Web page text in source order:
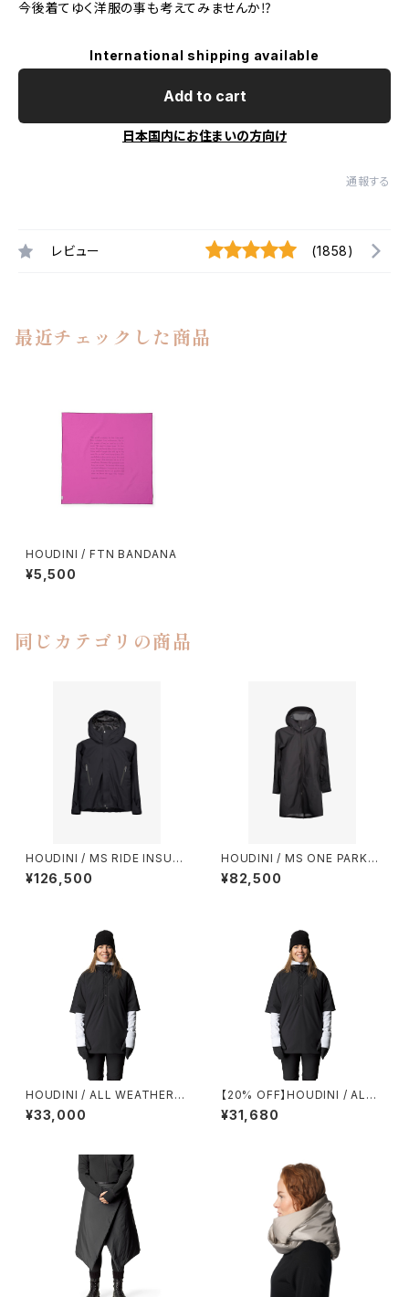
今後着てゆく洋服の事も考えてみませんか⁉︎
International shipping available
Add to cart
日本国内にお住まいの方向け
通報する
レビュー (1858)
最近チェックした商品
HOUDINI / FTN BANDANA
¥5,500
同じカテゴリの商品
HOUDINI / MS RIDE INSULA
TED JACKET
¥126,500
HOUDINI / MS ONE PARKA I
I¥82,500
HOUDINI / ALL WEATHER T
-NECK
¥33,000
【20% OFF】HOUDINI / ALL
WEATHER T-NECK
¥31,680